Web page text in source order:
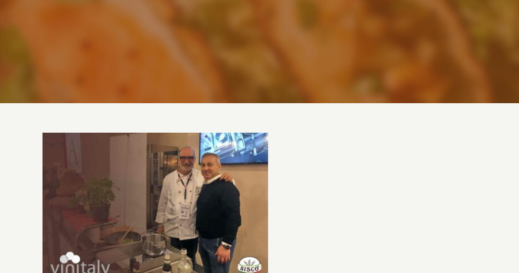
VINITALY – Verona | 7 – 10 Aprile 2019